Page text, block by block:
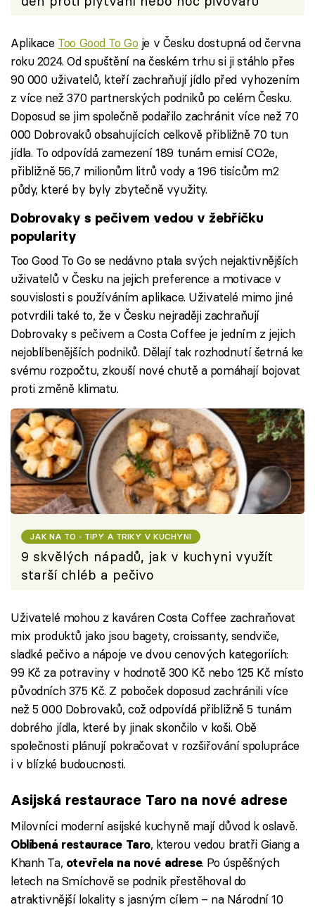
Aplikace Too Good To Go je v Česku dostupná od června
roku 2024. Od spuštění na českém trhu si ji stáhlo přes
90 000 uživatelů, kteří zachraňují jídlo před vyhozením
z více než 370 partnerských podniků po celém Česku.
Doposud se jim společně podařilo zachránit více než 70
000 Dobrovaků obsahujících celkově přibližně 70 tun
jídla. To odpovídá zamezení 189 tunám emisí CO2e,
přibližně 56,7 milionům litrů vody a 196 tisícům m2
půdy, které by byly zbytečně využity.
Dobrovaky s pečivem vedou v žebříčku
popularity
Too Good To Go se nedávno ptala svých nejaktivnějších
uživatelů v Česku na jejich preference a motivace v
souvislosti s používáním aplikace. Uživatelé mimo jiné
potvrdili také to, že v Česku nejraději zachraňují
Dobrovaky s pečivem a Costa Coffee je jedním z jejich
nejoblíbenějších podniků. Dělají tak rozhodnutí šetrná ke
svému rozpočtu, zkouší nové chutě a pomáhají bojovat
proti změně klimatu.
JAK NA TO - TIPY A TRIKY V KUCHYNI
9 skvělých nápadů, jak v kuchyni využít
starší chléb a pečivo
Uživatelé mohou z kaváren Costa Coffee zachraňovat
mix produktů jako jsou bagety, croissanty, sendviče,
sladké pečivo a nápoje ve dvou cenových kategoriích:
99 Kč za potraviny v hodnotě 300 Kč nebo 125 Kč místo
původních 375 Kč. Z poboček doposud zachránili více
než 5 000 Dobrovaků, což odpovídá přibližně 5 tunám
dobrého jídla, které by jinak skončilo v koši. Obě
společnosti plánují pokračovat v rozšiřování spolupráce
i v blízké budoucnosti.
Asijská restaurace Taro na nové adrese
Milovníci moderní asijské kuchyně mají důvod k oslavě.
Oblíbená restaurace Taro, kterou vedou bratři Giang a
Khanh Ta, otevřela na nové adrese. Po úspěšných
letech na Smíchově se podnik přestěhoval do
atraktivnější lokality s jasným cílem – na Národní 10